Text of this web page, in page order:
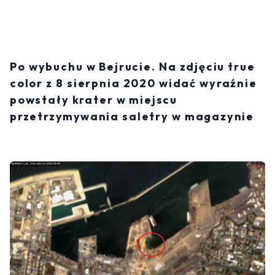
Po wybuchu w Bejrucie. Na zdjęciu true
color z 8 sierpnia 2020 widać wyraźnie
powstały krater w miejscu
przetrzymywania saletry w magazynie